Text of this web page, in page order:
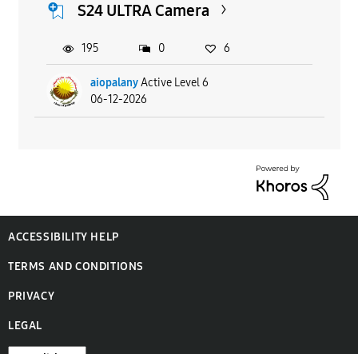
S24 ULTRA Camera
aiopalany Active Level 6
06-12-2026
195 0 6
ACCESSIBILITY HELP
TERMS AND CONDITIONS
PRIVACY
LEGAL